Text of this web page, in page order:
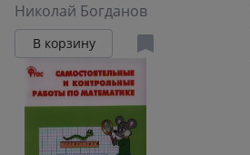
измерительные
материалы. ФГОС
Николай Богданов
В корзину